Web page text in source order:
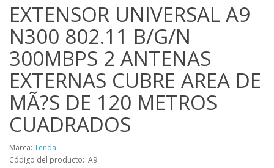
EXTENSOR UNIVERSAL A9
N300 802.11 B/G/N
300MBPS 2 ANTENAS
EXTERNAS CUBRE AREA DE
MÃ?S DE 120 METROS
CUADRADOS
Marca: Tenda
Código del producto: A9